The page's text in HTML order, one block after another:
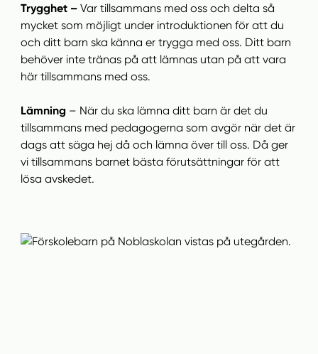
Trygghet –Var tillsammans med oss och delta så
mycket som möjligt under introduktionen för att du
och ditt barn ska känna er trygga med oss. Ditt barn
behöver inte tränas på att lämnas utan på att vara
här tillsammans med oss.
Lämning – När du ska lämna ditt barn är det du
tillsammans med pedagogerna som avgör när det är
dags att säga hej då och lämna över till oss. Då ger
vi tillsammans barnet bästa förutsättningar för att
lösa avskedet.